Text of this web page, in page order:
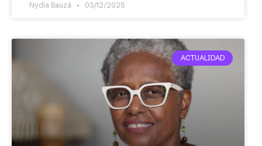
Nydia Bauzá 03/12/2025
ACTUALIDAD